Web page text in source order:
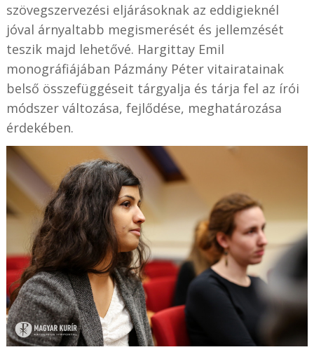
szövegszervezési eljárásoknak az eddigieknél
jóval árnyaltabb megismerését és jellemzését
teszik majd lehetővé. Hargittay Emil
monográfiájában Pázmány Péter vitairatainak
belső összefüggéseit tárgyalja és tárja fel az írói
módszer változása, fejlődése, meghatározása
érdekében.